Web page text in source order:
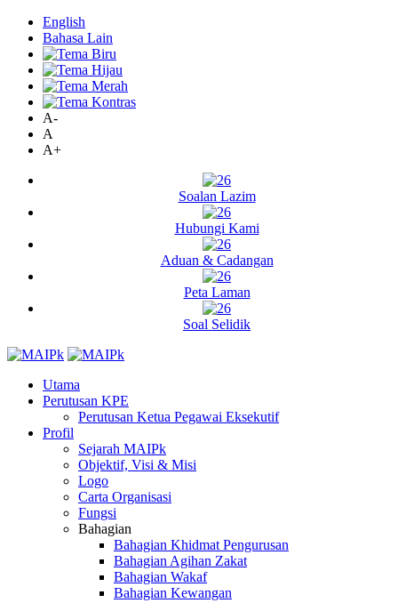
English
Bahasa Lain
A-
A
A+
Soalan Lazim
Hubungi Kami
Aduan & Cadangan
Peta Laman
Soal Selidik
Utama
Perutusan KPE
Perutusan Ketua Pegawai Eksekutif
Profil
Sejarah MAIPk
Objektif, Visi & Misi
Logo
Carta Organisasi
Fungsi
Bahagian
Bahagian Khidmat Pengurusan
Bahagian Agihan Zakat
Bahagian Wakaf
Bahagian Kewangan